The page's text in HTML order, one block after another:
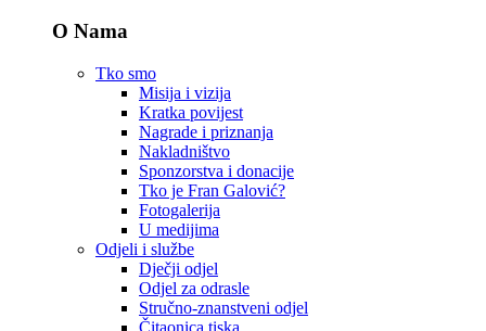
O Nama
Tko smo
Misija i vizija
Kratka povijest
Nagrade i priznanja
Nakladništvo
Sponzorstva i donacije
Tko je Fran Galović?
Fotogalerija
U medijima
Odjeli i službe
Dječji odjel
Odjel za odrasle
Stručno-znanstveni odjel
Čitaonica tiska